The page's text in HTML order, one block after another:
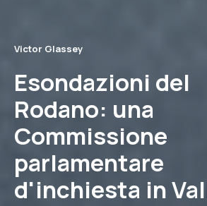
Victor Glassey
Esondazioni del
Rodano: una
Commissione
parlamentare
d'inchiesta in